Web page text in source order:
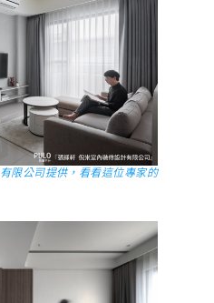
限公司提供，看看這位專家的